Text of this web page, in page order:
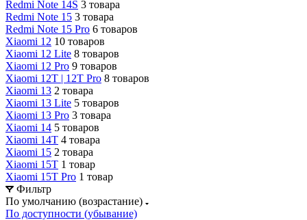
Redmi Note 14S 3 товара
Redmi Note 15 3 товара
Redmi Note 15 Pro 6 товаров
Xiaomi 12 10 товаров
Xiaomi 12 Lite 8 товаров
Xiaomi 12 Pro 9 товаров
Xiaomi 12T | 12T Pro 8 товаров
Xiaomi 13 2 товара
Xiaomi 13 Lite 5 товаров
Xiaomi 13 Pro 3 товара
Xiaomi 14 5 товаров
Xiaomi 14T 4 товара
Xiaomi 15 2 товара
Xiaomi 15T 1 товар
Xiaomi 15T Pro 1 товар
Фильтр
По умолчанию (возрастание)
По доступности (убывание)